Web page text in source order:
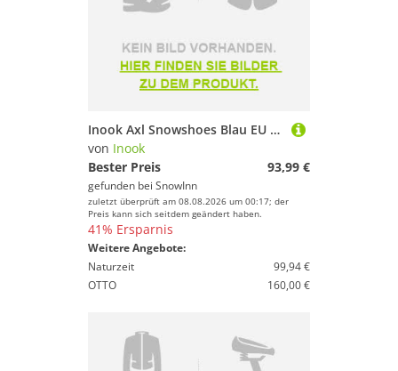
Inook Axl Snowshoes Blau EU 34-42 / 40-80 Kg
von Inook
Bester Preis
93,99 €
gefunden bei SnowInn
zuletzt überprüft am 08.08.2026 um 00:17; der
Preis kann sich seitdem geändert haben.
41% Ersparnis
Weitere Angebote:
Naturzeit
99,94 €
OTTO
160,00 €